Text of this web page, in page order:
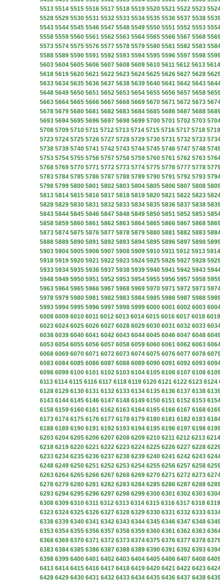
5513 5514 5515 5516 5517 5518 5519 5520 5521 5522 5523
5528 5529 5530 5531 5532 5533 5534 5535 5536 5537 5538
5543 5544 5545 5546 5547 5548 5549 5550 5551 5552 5553
5558 5559 5560 5561 5562 5563 5564 5565 5566 5567 5568
5573 5574 5575 5576 5577 5578 5579 5580 5581 5582 5583
5588 5589 5590 5591 5592 5593 5594 5595 5596 5597 5598
5603 5604 5605 5606 5607 5608 5609 5610 5611 5612 5613 5614
5618 5619 5620 5621 5622 5623 5624 5625 5626 5627 5628
5633 5634 5635 5636 5637 5638 5639 5640 5641 5642 5643
5648 5649 5650 5651 5652 5653 5654 5655 5656 5657 5658
5663 5664 5665 5666 5667 5668 5669 5670 5671 5672 5673
5678 5679 5680 5681 5682 5683 5684 5685 5686 5687 5688
5693 5694 5695 5696 5697 5698 5699 5700 5701 5702 5703
5708 5709 5710 5711 5712 5713 5714 5715 5716 5717 5718 5719
5723 5724 5725 5726 5727 5728 5729 5730 5731 5732 5733
5738 5739 5740 5741 5742 5743 5744 5745 5746 5747 5748
5753 5754 5755 5756 5757 5758 5759 5760 5761 5762 5763
5768 5769 5770 5771 5772 5773 5774 5775 5776 5777 5778
5783 5784 5785 5786 5787 5788 5789 5790 5791 5792 5793
5798 5799 5800 5801 5802 5803 5804 5805 5806 5807 5808
5813 5814 5815 5816 5817 5818 5819 5820 5821 5822 5823
5828 5829 5830 5831 5832 5833 5834 5835 5836 5837 5838
5843 5844 5845 5846 5847 5848 5849 5850 5851 5852 5853
5858 5859 5860 5861 5862 5863 5864 5865 5866 5867 5868
5873 5874 5875 5876 5877 5878 5879 5880 5881 5882 5883
5888 5889 5890 5891 5892 5893 5894 5895 5896 5897 5898
5903 5904 5905 5906 5907 5908 5909 5910 5911 5912 5913 5914
5918 5919 5920 5921 5922 5923 5924 5925 5926 5927 5928
5933 5934 5935 5936 5937 5938 5939 5940 5941 5942 5943
5948 5949 5950 5951 5952 5953 5954 5955 5956 5957 5958
5963 5964 5965 5966 5967 5968 5969 5970 5971 5972 5973
5978 5979 5980 5981 5982 5983 5984 5985 5986 5987 5988
5993 5994 5995 5996 5997 5998 5999 6000 6001 6002 6003
6008 6009 6010 6011 6012 6013 6014 6015 6016 6017 6018 6019
6023 6024 6025 6026 6027 6028 6029 6030 6031 6032 6033
6038 6039 6040 6041 6042 6043 6044 6045 6046 6047 6048
6053 6054 6055 6056 6057 6058 6059 6060 6061 6062 6063
6068 6069 6070 6071 6072 6073 6074 6075 6076 6077 6078
6083 6084 6085 6086 6087 6088 6089 6090 6091 6092 6093
6098 6099 6100 6101 6102 6103 6104 6105 6106 6107 6108
6113 6114 6115 6116 6117 6118 6119 6120 6121 6122 6123 6124
6128 6129 6130 6131 6132 6133 6134 6135 6136 6137 6138
6143 6144 6145 6146 6147 6148 6149 6150 6151 6152 6153
6158 6159 6160 6161 6162 6163 6164 6165 6166 6167 6168
6173 6174 6175 6176 6177 6178 6179 6180 6181 6182 6183
6188 6189 6190 6191 6192 6193 6194 6195 6196 6197 6198
6203 6204 6205 6206 6207 6208 6209 6210 6211 6212 6213 6214
6218 6219 6220 6221 6222 6223 6224 6225 6226 6227 6228
6233 6234 6235 6236 6237 6238 6239 6240 6241 6242 6243
6248 6249 6250 6251 6252 6253 6254 6255 6256 6257 6258
6263 6264 6265 6266 6267 6268 6269 6270 6271 6272 6273
6278 6279 6280 6281 6282 6283 6284 6285 6286 6287 6288
6293 6294 6295 6296 6297 6298 6299 6300 6301 6302 6303
6308 6309 6310 6311 6312 6313 6314 6315 6316 6317 6318 6319
6323 6324 6325 6326 6327 6328 6329 6330 6331 6332 6333
6338 6339 6340 6341 6342 6343 6344 6345 6346 6347 6348
6353 6354 6355 6356 6357 6358 6359 6360 6361 6362 6363
6368 6369 6370 6371 6372 6373 6374 6375 6376 6377 6378
6383 6384 6385 6386 6387 6388 6389 6390 6391 6392 6393
6398 6399 6400 6401 6402 6403 6404 6405 6406 6407 6408
6413 6414 6415 6416 6417 6418 6419 6420 6421 6422 6423
6428 6429 6430 6431 6432 6433 6434 6435 6436 6437 6438